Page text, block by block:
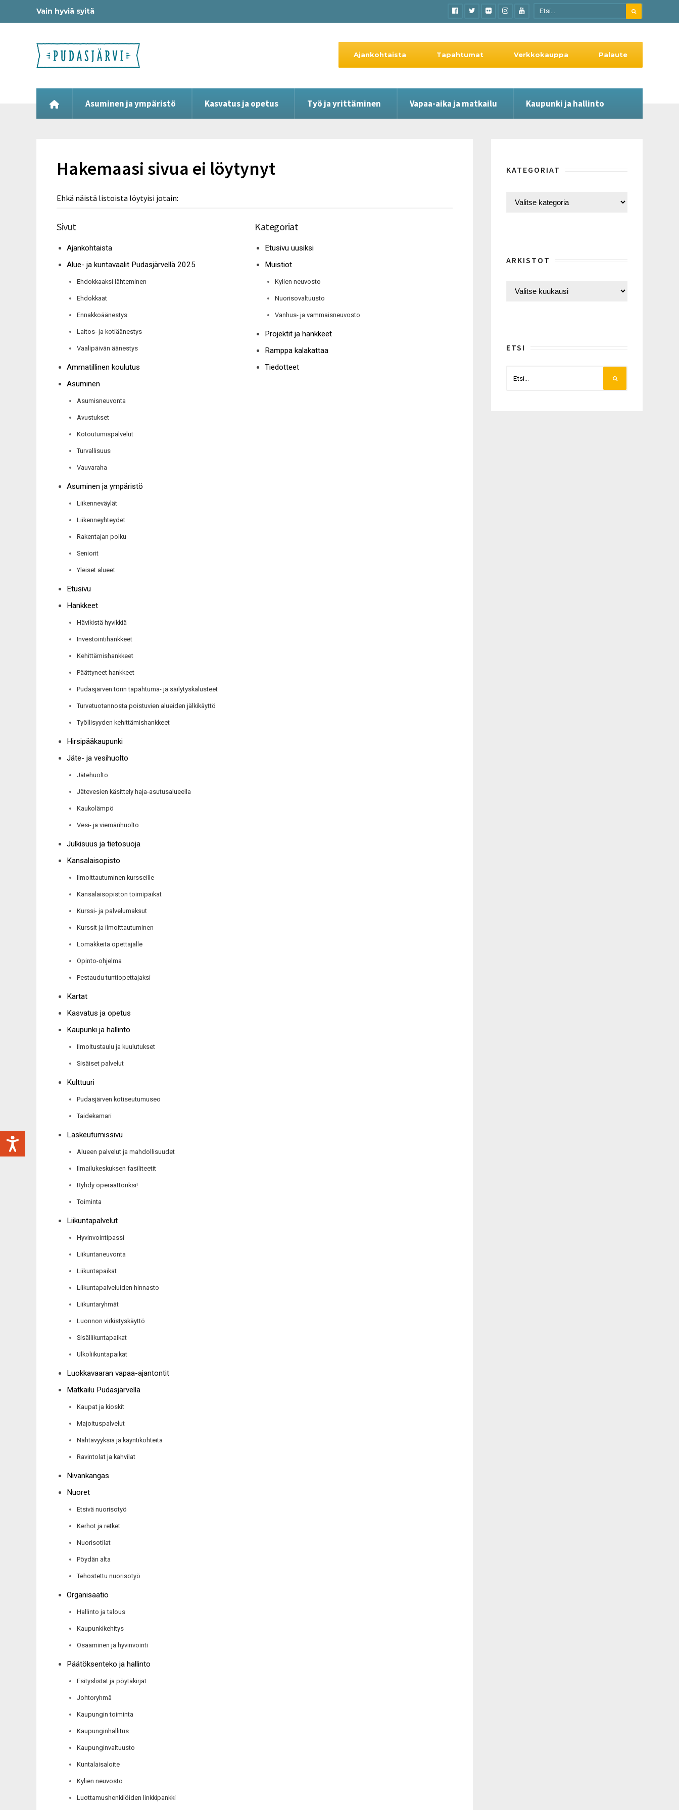
Vain hyviä syitä
Asuminen ja ympäristö Kasvatus ja opetus Työ ja yrittäminen Vapaa-aika ja matkailu Kaupunki ja hallinto
Ajankohtaista Tapahtumat Verkkokauppa Palaute
Hakemaasi sivua ei löytynyt
Ehkä näistä listoista löytyisi jotain:
Sivut
Ajankohtaista
Alue- ja kuntavaalit Pudasjärvellä 2025
Ehdokkaaksi lähteminen
Ehdokkaat
Ennakkoäänestys
Laitos- ja kotiäänestys
Vaalipäivän äänestys
Ammatillinen koulutus
Asuminen
Asumisneuvonta
Avustukset
Kotoutumispalvelut
Turvallisuus
Vauvaraha
Asuminen ja ympäristö
Liikenneväylät
Liikenneyhteydet
Rakentajan polku
Seniorit
Yleiset alueet
Etusivu
Hankkeet
Hävikistä hyvikkiä
Investointihankkeet
Kehittämishankkeet
Päättyneet hankkeet
Pudasjärven torin tapahtuma- ja säilytyskalusteet
Turvetuotannosta poistuvien alueiden jälkikäyttö
Työllisyyden kehittämishankkeet
Hirsipääkaupunki
Jäte- ja vesihuolto
Jätehuolto
Jätevesien käsittely haja-asutusalueella
Kaukolämpö
Vesi- ja viemärihuolto
Julkisuus ja tietosuoja
Kansalaisopisto
Ilmoittautuminen kursseille
Kansalaisopiston toimipaikat
Kurssi- ja palvelumaksut
Kurssit ja ilmoittautuminen
Lomakkeita opettajalle
Opinto-ohjelma
Pestaudu tuntiopettajaksi
Kartat
Kasvatus ja opetus
Kaupunki ja hallinto
Ilmoitustaulu ja kuulutukset
Sisäiset palvelut
Kulttuuri
Pudasjärven kotiseutumuseo
Taidekamari
Laskeutumissivu
Alueen palvelut ja mahdollisuudet
Ilmailukeskuksen fasiliteetit
Ryhdy operaattoriksi!
Toiminta
Liikuntapalvelut
Hyvinvointipassi
Liikuntaneuvonta
Liikuntapaikat
Liikuntapalveluiden hinnasto
Liikuntaryhmät
Luonnon virkistyskäyttö
Sisäliikuntapaikat
Ulkoliikuntapaikat
Luokkavaaran vapaa-ajantontit
Matkailu Pudasjärvellä
Kaupat ja kioskit
Majoituspalvelut
Nähtävyyksiä ja käyntikohteita
Ravintolat ja kahvilat
Nivankangas
Nuoret
Etsivä nuorisotyö
Kerhot ja retket
Nuorisotilat
Pöydän alta
Tehostettu nuorisotyö
Organisaatio
Hallinto ja talous
Kaupunkikehitys
Osaaminen ja hyvinvointi
Päätöksenteko ja hallinto
Esityslistat ja pöytäkirjat
Johtoryhmä
Kaupungin toiminta
Kaupunginhallitus
Kaupunginvaltuusto
Kuntalaisaloite
Kylien neuvosto
Luottamushenkilöiden linkkipankki
Kategoriat
Etusivu uusiksi
Muistiot
Kylien neuvosto
Nuorisovaltuusto
Vanhus- ja vammaisneuvosto
Projektit ja hankkeet
Ramppa kalakattaa
Tiedotteet
KATEGORIAT
ARKISTOT
ETSI